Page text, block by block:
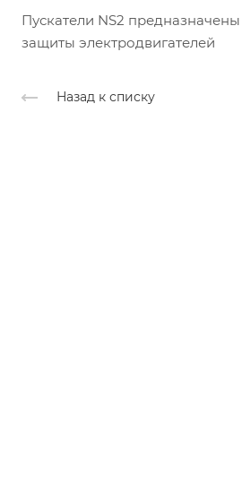
Пускатели NS2
защиты электродвигателей
Назад к списку